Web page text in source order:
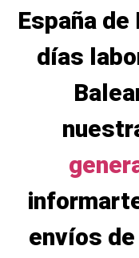
España
días
envíos